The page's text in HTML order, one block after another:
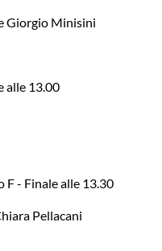
Giorgio Minisini
alle 13.00
F - Finale alle 13.30
Pellacani